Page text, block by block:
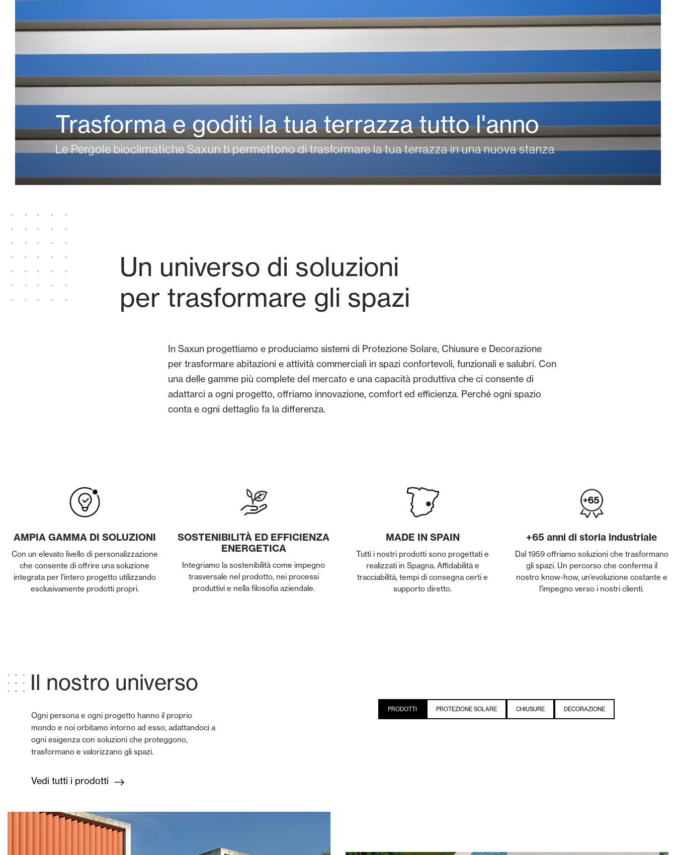
Porte Automatiche
Portoni Garage e Serrande Avvolgibili Smart Home e automatismi Controsoffitti e rivestimenti di pareti
Trasforma e goditi la tua terrazza tutto l'anno
Le Pergole bioclimatiche Saxun ti permettono di trasformare la tua terrazza in una nuova stanza
Un universo di soluzioni
per trasformare gli spazi
In Saxun progettiamo e produciamo sistemi di Protezione Solare, Chiusure e Decorazione
per trasformare abitazioni e attività commerciali in spazi confortevoli, funzionali e salubri. Con
una delle gamme più complete del mercato e una capacità produttiva che ci consente di
adattarci a ogni progetto, offriamo innovazione, comfort ed efficienza. Perché ogni spazio
conta e ogni dettaglio fa la differenza.
AMPIA GAMMA DI SOLUZIONI
Con un elevato livello di personalizzazione
che consente di offrire una soluzione
integrata per l’intero progetto utilizzando
esclusivamente prodotti propri.
SOSTENIBILITÀ ED EFFICIENZA
ENERGETICA
Integriamo la sostenibilità come impegno
trasversale nel prodotto, nei processi
produttivi e nella filosofia aziendale.
MADE IN SPAIN
Tutti i nostri prodotti sono progettati e
realizzati in Spagna. Affidabilità e
tracciabilità, tempi di consegna certi e
supporto diretto.
+65 anni di storia industriale
Dal 1959 offriamo soluzioni che trasformano
gli spazi. Un percorso che conferma il
nostro know-how, un’evoluzione costante e
l’impegno verso i nostri clienti.
Il nostro universo
Ogni persona e ogni progetto hanno il proprio
mondo e noi orbitamo intorno ad esso, adattandoci a
ogni esigenza con soluzioni che proteggono,
trasformano e valorizzano gli spazi.
Vedi tutti i prodotti
PRODOTTI PROTEZIONE SOLARE CHIUSURE DECORAZIONE